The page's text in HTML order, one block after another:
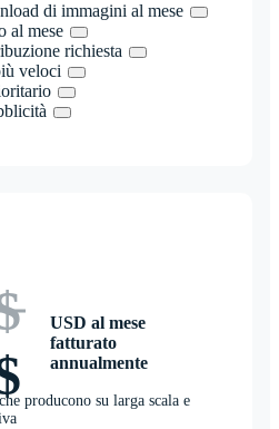
di immagini al mese
al mese
richiesta
veloci
USD al mese
fatturato
annualmente
producono su larga scala e